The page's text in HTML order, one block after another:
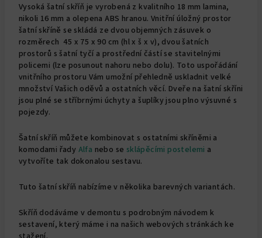
Vysoká šatní skříň je vyrobená z kvalitního 18 mm lamina,
nikoli 16 mm a olepena ABS hranou. Vnitřní úložný prostor
šatní skříně se skládá ze dvou objemných zásuvek o
rozměrech 45 x 75 x 90 cm (hl x š x v), dvou šatních
prostorů s šatní tyčí a prostřední částí se stavitelnými
policemi (lze posunout nahoru nebo dolu). Toto uspořádání
vnitřního prostoru Vám umožní přehledně uskladnit velké
množství Vašich oděvů a ostatních věcí. Dveře na šatní skříni
jsou plné se stříbrnými úchyty a šuplíky jsou plno výsuvné s
pojezdy.
Šatní skříň můžete kombinovat s ostatními skříněmi a
komodami řady Alfa nebo se sklápěcími postelemi a
vytvoříte tak dokonalou sestavu.
Tuto šatní skříň nabízíme v několika barevných variantách.
Skříň dodáváme v demontu s podrobným návodem k
sestavení, který máme i na našich webových stránkách ke